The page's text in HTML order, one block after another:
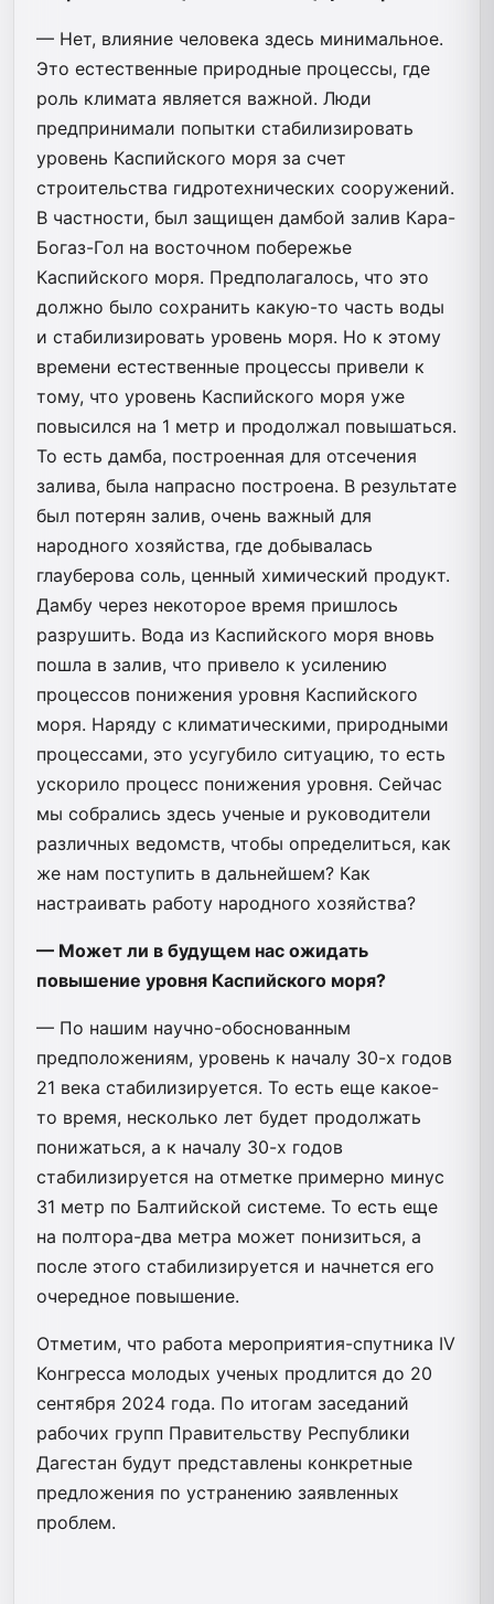
— Нет, влияние человека здесь минимальное.
Это естественные природные процессы, где
роль климата является важной. Люди
предпринимали попытки стабилизировать
уровень Каспийского моря за счет
строительства гидротехнических сооружений.
В частности, был защищен дамбой залив Кара-
Богаз-Гол на восточном побережье
Каспийского моря. Предполагалось, что это
должно было сохранить какую-то часть воды
и стабилизировать уровень моря. Но к этому
времени естественные процессы привели к
тому, что уровень Каспийского моря уже
повысился на 1 метр и продолжал повышаться.
То есть дамба, построенная для отсечения
залива, была напрасно построена. В результате
был потерян залив, очень важный для
народного хозяйства, где добывалась
глауберова соль, ценный химический продукт.
Дамбу через некоторое время пришлось
разрушить. Вода из Каспийского моря вновь
пошла в залив, что привело к усилению
процессов понижения уровня Каспийского
моря. Наряду с климатическими, природными
процессами, это усугубило ситуацию, то есть
ускорило процесс понижения уровня. Сейчас
мы собрались здесь ученые и руководители
различных ведомств, чтобы определиться, как
же нам поступить в дальнейшем? Как
настраивать работу народного хозяйства?
— Может ли в будущем нас ожидать
повышение уровня Каспийского моря?
— По нашим научно-обоснованным
предположениям, уровень к началу 30-х годов
21 века стабилизируется. То есть еще какое-
то время, несколько лет будет продолжать
понижаться, а к началу 30-х годов
стабилизируется на отметке примерно минус
31 метр по Балтийской системе. То есть еще
на полтора-два метра может понизиться, а
после этого стабилизируется и начнется его
очередное повышение.
Отметим, что работа мероприятия-спутника IV
Конгресса молодых ученых продлится до 20
сентября 2024 года. По итогам заседаний
рабочих групп Правительству Республики
Дагестан будут представлены конкретные
предложения по устранению заявленных
проблем.